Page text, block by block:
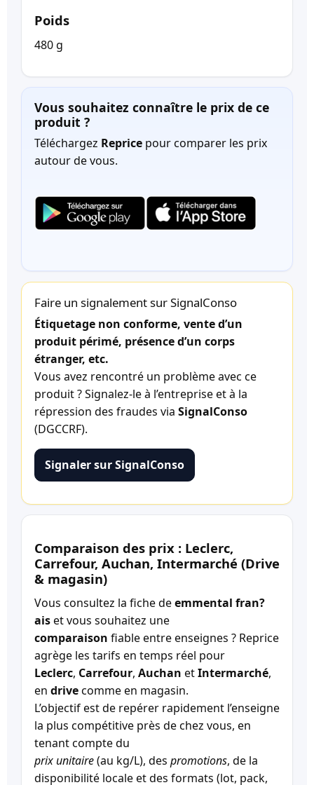
Poids
480 g
Vous souhaitez connaître le prix de ce
produit ?
Téléchargez Reprice pour comparer les prix
autour de vous.
Faire un signalement sur SignalConso
Étiquetage non conforme, vente d’un
produit périmé, présence d’un corps
étranger, etc.
Vous avez rencontré un problème avec ce
produit ? Signalez-le à l’entreprise et à la
répression des fraudes via SignalConso
(DGCCRF).
Signaler sur SignalConso
Comparaison des prix : Leclerc,
Carrefour, Auchan, Intermarché (Drive
& magasin)
Vous consultez la fiche deemmental fran?
aiset vous souhaitez une
comparaison fiable entre enseignes ? Reprice
agrège les tarifs en temps réel pour
Leclerc, Carrefour, Auchan etIntermarché,
en drivecomme en magasin.
L’objectif est de repérer rapidement l’enseigne
la plus compétitive près de chez vous, en
tenant compte du
prix unitaire(au kg/L), des promotions, de la
disponibilité locale et des formats (lot, pack,